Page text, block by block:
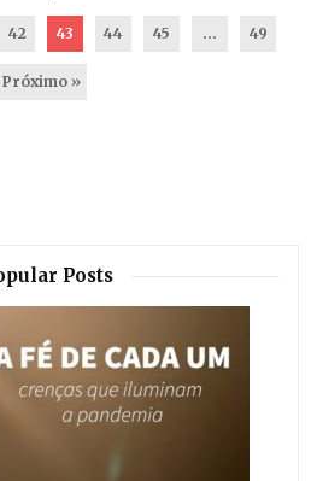
42 43 44 45 … 49
Próximo »
Posts